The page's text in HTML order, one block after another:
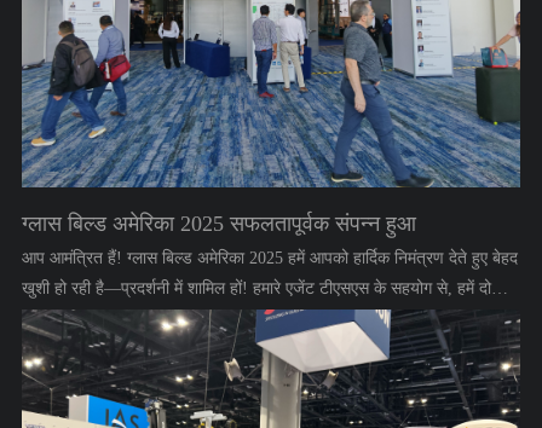
ग्लास बिल्ड अमेरिका 2025 सफलतापूर्वक संपन्न हुआ
आप आमंत्रित हैं! ग्लास बिल्ड अमेरिका 2025 हमें आपको हार्दिक निमंत्रण देते हुए बेहद
खुशी हो रही है—प्रदर्शनी में शामिल हों! हमारे एजेंट टीएसएस के सहयोग से, हमें दो
प्रमुख उत्पाद प्रस्तुत करते हुए गर्व हो रहा है: ट्राइफेक्टा सीएनसी जीके20 शावर डोर
मशीन और जीजे3 ग्लास ड्रिलिंग मशीन। • दिनांक: 4-6 नवंबर, 2025 • बूथ: 23153
• संपर्क: सुश्री एलेन पेन • फ़ोन: +86 13924551532 • पता: ऑरेंज काउंटी कन्वेंशन
सेंटर, 9800 इंटरनेशनल ड्राइव, ऑरलैंडो, फ्लोरिडा 32819, यूएसए • ईमेल: